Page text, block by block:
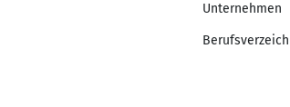
Unternehmen